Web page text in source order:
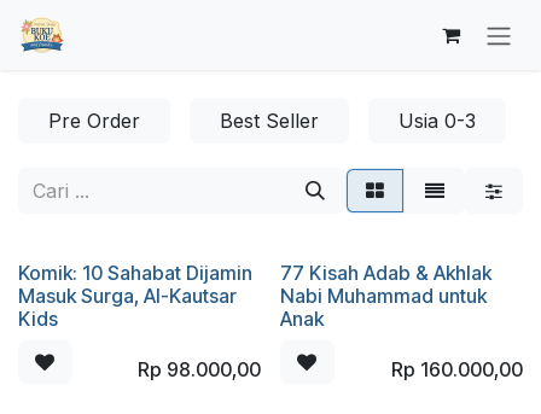
Skip ke Konten
Pre Order Best Seller Usia 0-3
Komik: 10 Sahabat Dijamin
Masuk Surga, Al-Kautsar
Kids
Rp 98.000,00
77 Kisah Adab & Akhlak
Nabi Muhammad untuk
Anak
Rp 160.000,00